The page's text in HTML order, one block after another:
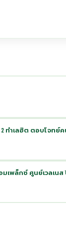
2 ทำเลฮิต ตอบโจทย์
เพล็กซ์ ศูนย์เวลเนส ปี